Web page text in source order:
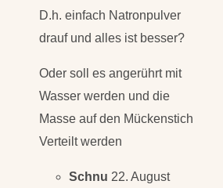
Oder soll es angerührt mit
Masse auf den Mückenstich
Verteilt werden
Schnu
Antworten